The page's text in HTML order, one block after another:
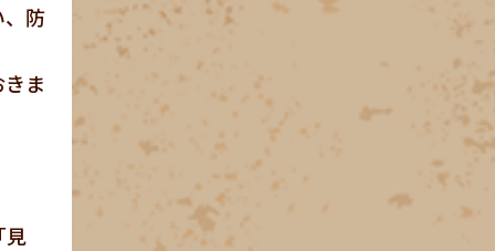
防
ま
見